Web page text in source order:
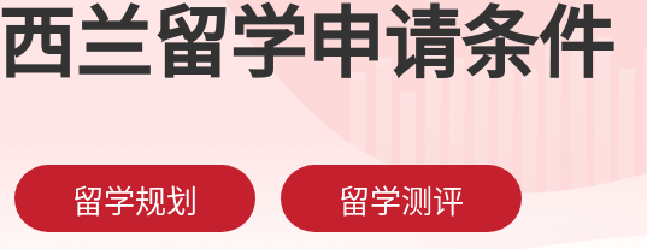
兰留学申请条件
留学规划 留学测评